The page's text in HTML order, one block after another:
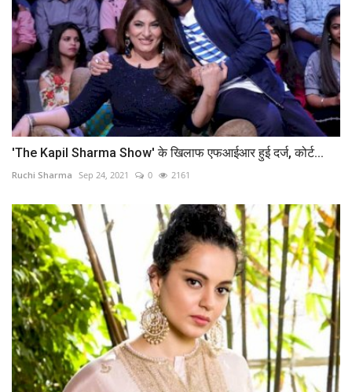
'The Kapil Sharma Show' के खिलाफ एफआईआर हुई दर्ज, कोर्ट...
Ruchi Sharma Sep 24, 2021 0 2161